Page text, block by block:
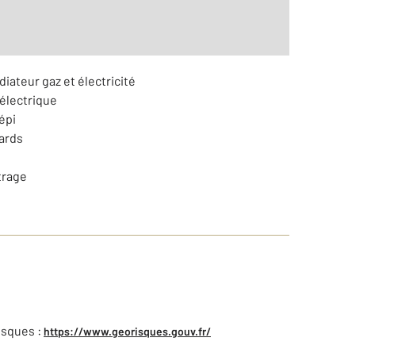
gaz et électricité
: https://www.georisques.gouv.fr/